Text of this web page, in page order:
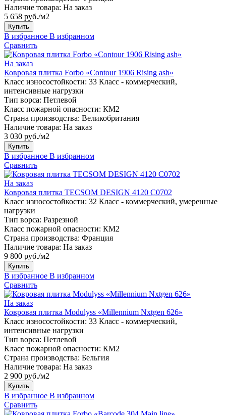
Наличие товара: На заказ
5 658 руб./м2
Купить
В избранное В избранном
Сравнить
На заказ
Ковровая плитка Forbo «Contour 1906 Rising ash»
Класс износостойкости: 33 Класс - коммерческий,
интенсивные нагрузки
Тип ворса: Петлевой
Класс пожарной опасности: КМ2
Страна производства: Великобритания
Наличие товара: На заказ
3 030 руб./м2
Купить
В избранное В избранном
Сравнить
На заказ
Ковровая плитка TECSOM DESIGN 4120 C0702
Класс износостойкости: 32 Класс - коммерческий, умеренные
нагрузки
Тип ворса: Разрезной
Класс пожарной опасности: КМ2
Страна производства: Франция
Наличие товара: На заказ
9 800 руб./м2
Купить
В избранное В избранном
Сравнить
На заказ
Ковровая плитка Modulyss «Millennium Nxtgen 626»
Класс износостойкости: 33 Класс - коммерческий,
интенсивные нагрузки
Тип ворса: Петлевой
Класс пожарной опасности: КМ2
Страна производства: Бельгия
Наличие товара: На заказ
2 900 руб./м2
Купить
В избранное В избранном
Сравнить